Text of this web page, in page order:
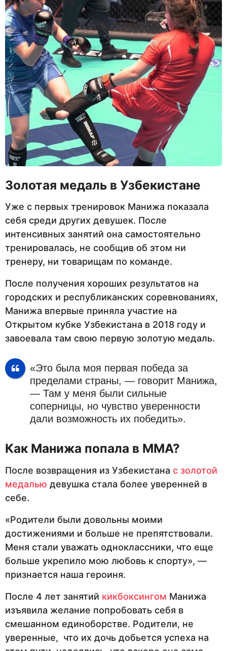
Золотая медаль в Узбекистане
Уже с первых тренировок Манижа показала
себя среди других девушек. После
интенсивных занятий она самостоятельно
тренировалась, не сообщив об этом ни
тренеру, ни товарищам по команде.
После получения хороших результатов на
городских и республиканских соревнованиях,
Манижа впервые приняла участие на
Открытом кубке Узбекистана в 2018 году и
завоевала там свою первую золотую медаль.
«Это была моя первая победа за
пределами страны, — говорит Манижа,
— Там у меня были сильные
соперницы, но чувство уверенности
дали возможность их победить».
Как Манижа попала в ММА?
После возвращения из Узбекистана с золотой
медалью девушка стала более уверенней в
себе.
«Родители были довольны моими
достижениями и больше не препятствовали.
Меня стали уважать одноклассники, что еще
больше укрепило мою любовь к спорту», ​​—
признается наша героиня.
После 4 лет занятий кикбоксингом Манижа
изъявила желание попробовать себя в
смешанном единоборстве. Родители, не
уверенные, что их дочь добьется успеха на